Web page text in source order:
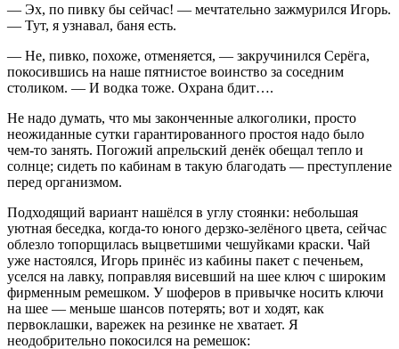
— Эх, по пивку бы сейчас! — мечтательно зажмурился Игорь.
— Тут, я узнавал, баня есть.
— Не, пивко, похоже, отменяется, — закручинился Серёга,
покосившись на наше пятнистое воинство за соседним
столиком. — И водка тоже. Охрана бдит….
Не надо думать, что мы законченные алкоголики, просто
неожиданные сутки гарантированного простоя надо было
чем-то занять. Погожий апрельский денёк обещал тепло и
солнце; сидеть по кабинам в такую благодать — преступление
перед организмом.
Подходящий вариант нашёлся в углу стоянки: небольшая
уютная беседка, когда-то юного дерзко-зелёного цвета, сейчас
облезло топорщилась выцветшими чешуйками краски. Чай
уже настоялся, Игорь принёс из кабины пакет с печеньем,
уселся на лавку, поправляя висевший на шее ключ с широким
фирменным ремешком. У шоферов в привычке носить ключи
на шее — меньше шансов потерять; вот и ходят, как
первоклашки, варежек на резинке не хватает. Я
неодобрительно покосился на ремешок: